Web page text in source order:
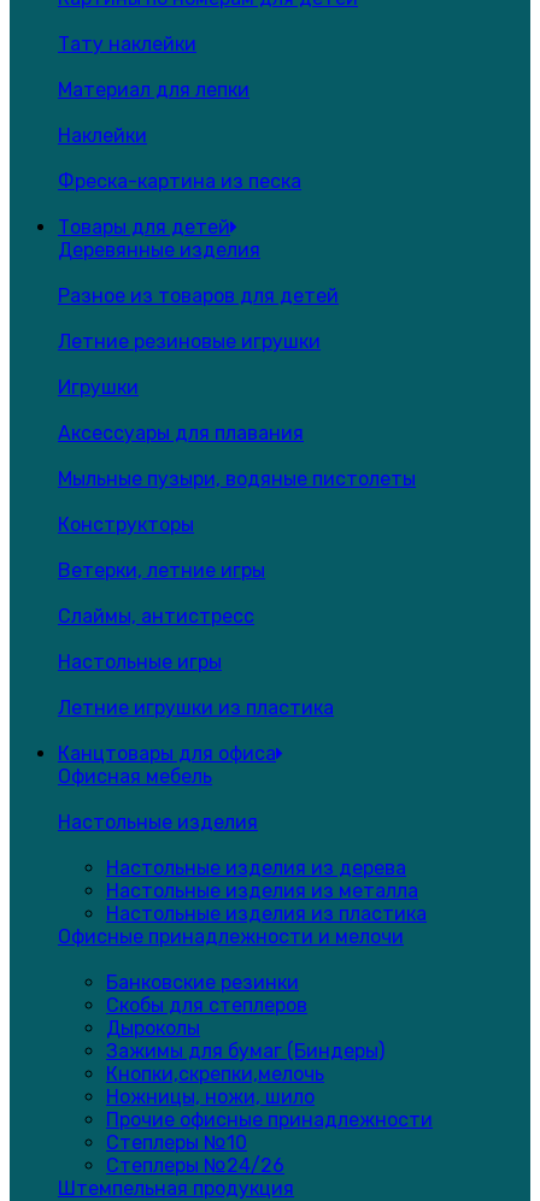
Тату наклейки
Материал для лепки
Наклейки
Фреска-картина из песка
Товары для детей
Деревянные изделия
Разное из товаров для детей
Летние резиновые игрушки
Игрушки
Аксессуары для плавания
Мыльные пузыри, водяные пистолеты
Конструкторы
Ветерки, летние игры
Слаймы, антистресс
Настольные игры
Летние игрушки из пластика
Канцтовары для офиса
Офисная мебель
Настольные изделия
Настольные изделия из дерева
Настольные изделия из металла
Настольные изделия из пластика
Офисные принадлежности и мелочи
Банковские резинки
Скобы для степлеров
Дыроколы
Зажимы для бумаг (Биндеры)
Кнопки,скрепки,мелочь
Ножницы, ножи, шило
Прочие офисные принадлежности
Степлеры №10
Степлеры №24/26
Штемпельная продукция